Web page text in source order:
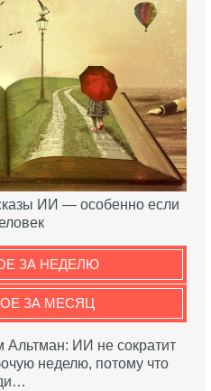
ИИ — особенно если
ЗА НЕДЕЛЮ
ЗА МЕСЯЦ
Альтман: ИИ не сократит
неделю, потому что